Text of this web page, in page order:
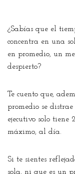
¿Sabías que el
concentra en una
en promedio, un
despierto?
Te cuento que,
promedio se
ejecutivo solo tiene
máximo, al día.
Si te sientes
sola, ni que es un